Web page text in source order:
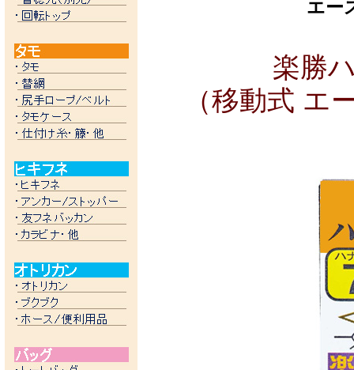
エー
楽勝
（移動式 エ